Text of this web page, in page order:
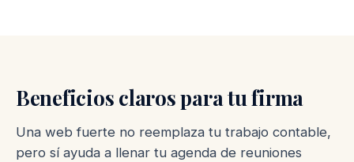
Beneficios claros para tu firma
Una web fuerte no reemplaza tu trabajo contable,
pero sí ayuda a llenar tu agenda de reuniones